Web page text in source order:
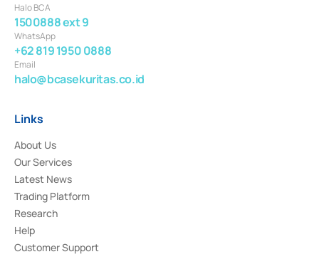
Halo BCA
1500888 ext 9
WhatsApp
+62 819 1950 0888
Email
halo@bcasekuritas.co.id
Links
About Us
Our Services
Latest News
Trading Platform
Research
Help
Customer Support